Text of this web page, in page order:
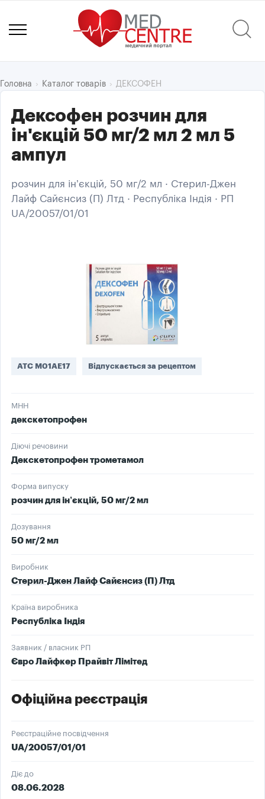
Головна Каталог товарів ДЕКСОФЕН
Дексофен розчин для
ін'єкцій 50 мг/2 мл 2 мл 5
ампул
розчин для ін’єкцій, 50 мг/2 мл · Стерил-Джен
Лайф Сайєнсиз (П) Лтд · Республіка Індія · РП
UA/20057/01/01
ATC M01AE17 Відпускається за рецептом
МНН
декскетопрофен
Діючі речовини
Декскетопрофен трометамол
Форма випуску
розчин для ін’єкцій, 50 мг/2 мл
Дозування
50 мг/2 мл
Виробник
Стерил-Джен Лайф Сайєнсиз (П) Лтд
Країна виробника
Республіка Індія
Заявник / власник РП
Євро Лайфкер Прайвіт Лімітед
Офіційна реєстрація
Реєстраційне посвідчення
UA/20057/01/01
Діє до
08.06.2028